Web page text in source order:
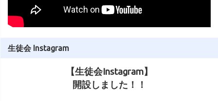
生徒会 Instagram
【生徒会Instagram】
開設しました！！